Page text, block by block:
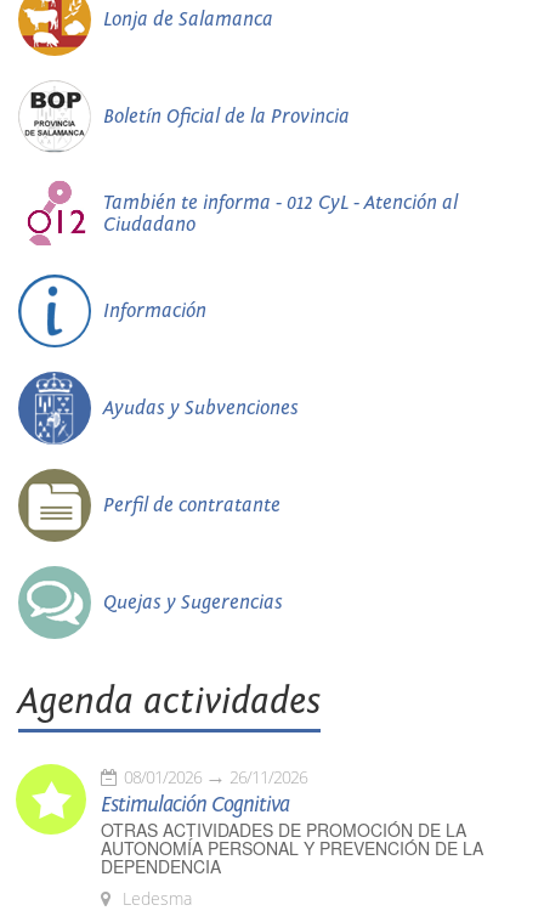
Lonja de Salamanca
Boletín Oficial de la Provincia
También te informa - 012 CyL - Atención al
Ciudadano
Información
Ayudas y Subvenciones
Perfil de contratante
Quejas y Sugerencias
Agenda actividades
08/01/2026 26/11/2026
Estimulación Cognitiva
OTRAS ACTIVIDADES DE PROMOCIÓN DE LA
AUTONOMÍA PERSONAL Y PREVENCIÓN DE LA
DEPENDENCIA
Ledesma